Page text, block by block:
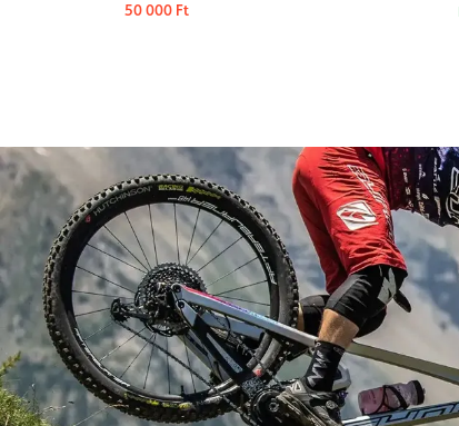
50 000 Ft